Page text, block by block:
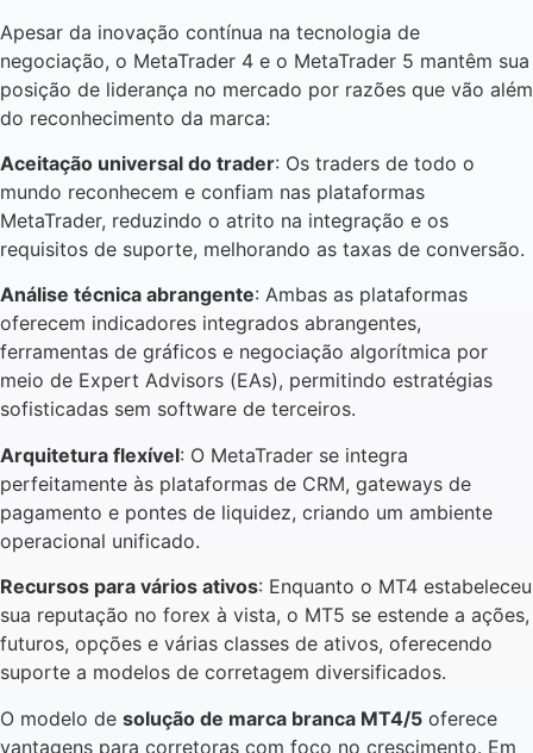
Apesar da inovação contínua na tecnologia de
negociação, o MetaTrader 4 e o MetaTrader 5 mantêm sua
posição de liderança no mercado por razões que vão além
do reconhecimento da marca:
Aceitação universal do trader: Os traders de todo o
mundo reconhecem e confiam nas plataformas
MetaTrader, reduzindo o atrito na integração e os
requisitos de suporte, melhorando as taxas de conversão.
Análise técnica abrangente: Ambas as plataformas
oferecem indicadores integrados abrangentes,
ferramentas de gráficos e negociação algorítmica por
meio de Expert Advisors (EAs), permitindo estratégias
sofisticadas sem software de terceiros.
Arquitetura flexível: O MetaTrader se integra
perfeitamente às plataformas de CRM, gateways de
pagamento e pontes de liquidez, criando um ambiente
operacional unificado.
Recursos para vários ativos: Enquanto o MT4 estabeleceu
sua reputação no forex à vista, o MT5 se estende a ações,
futuros, opções e várias classes de ativos, oferecendo
suporte a modelos de corretagem diversificados.
O modelo de solução de marca branca MT4/5 oferece
vantagens para corretoras com foco no crescimento. Em